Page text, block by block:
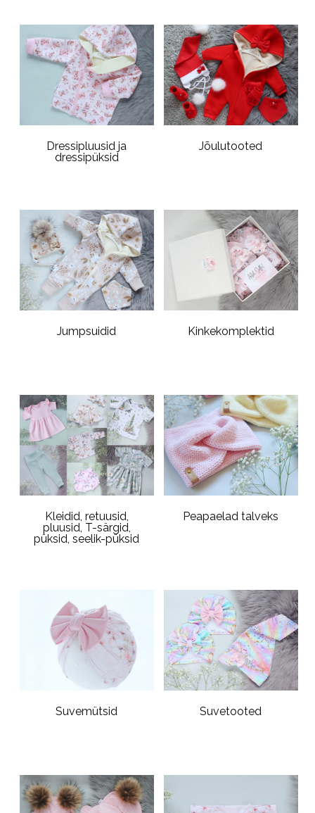
Dressipluusid ja
dressipüksid
Jõulutooted
Jumpsuidid Kinkekomplektid
Kleidid, retuusid,
pluusid, T-särgid,
püksid, seelik-püksid
Peapaelad talveks
Suvemütsid Suvetooted